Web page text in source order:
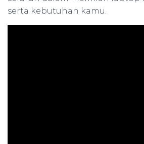
serta kebutuhan kamu.